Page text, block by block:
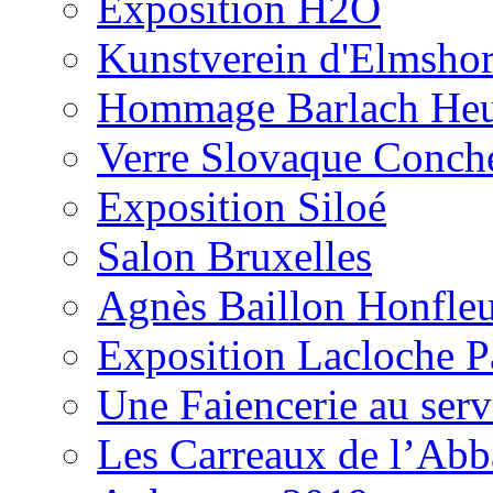
Kunstverein
Hommage Barlach
Verre Slovaque
Exposition Siloé
Salon Bruxelles
Agnès Baillon
Exposition Lacloche
Une Faiencerie au
Les Carreaux de